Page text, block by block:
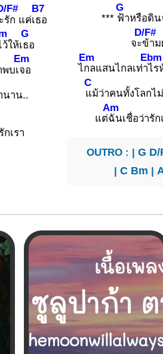
F#
รัก แค่เ
B7
ธอ
ว้ให้เ
G
ธอ
พบเ
Em
จอ
นาน..
เรา
***
G
ฟ้าหรือดิน
จะ
D/F#
ข้าม
ไ
Em
กลแสนไกลเท่า
Ebm
ไร
C
แม้ว่าคนทั้งโลกไ
แต่
Am
ฉันเชื่อว่ารั
OUTRO : | G D/
| C Bm |